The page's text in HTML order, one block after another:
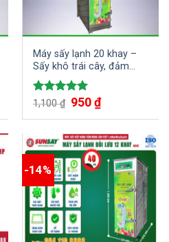
Máy sấy lạnh 20 khay –
Sấy khô trái cây, đảm
bảo chất lượng đồng đều
Được xếp
1,100₫ Giá
gốc
là:
950₫Giá
hiện
tại
950 ₫.
-14%